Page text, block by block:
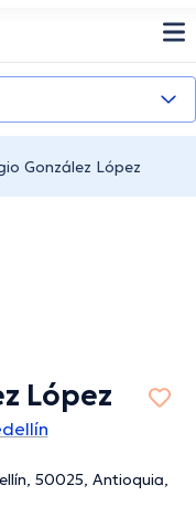
González López
López
50025, Antioquia,